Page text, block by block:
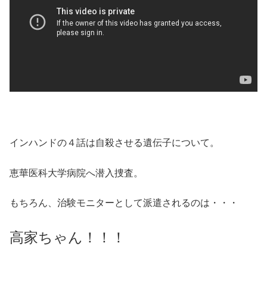
インハンドの４話は自殺させる遺伝子について。
恵華医科大学病院へ潜入捜査。
もちろん、治験モニターとして派遣されるのは・・・
高家ちゃん！！！